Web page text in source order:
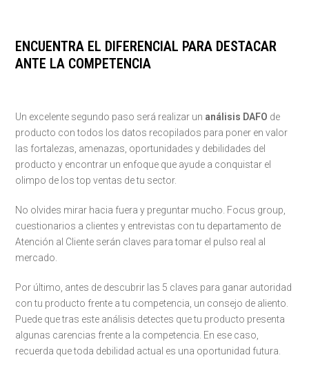
ENCUENTRA EL DIFERENCIAL PARA DESTACAR
ANTE LA COMPETENCIA
Un excelente segundo paso será realizar un análisis DAFO de
producto con todos los datos recopilados para poner en valor
las fortalezas, amenazas, oportunidades y debilidades del
producto y encontrar un enfoque que ayude a conquistar el
olimpo de los top ventas de tu sector.
No olvides mirar hacia fuera y preguntar mucho. Focus group,
cuestionarios a clientes y entrevistas con tu departamento de
Atención al Cliente serán claves para tomar el pulso real al
mercado.
Por último, antes de descubrir las 5 claves para ganar autoridad
con tu producto frente a tu competencia, un consejo de aliento.
Puede que tras este análisis detectes que tu producto presenta
algunas carencias frente a la competencia. En ese caso,
recuerda que toda debilidad actual es una oportunidad futura.